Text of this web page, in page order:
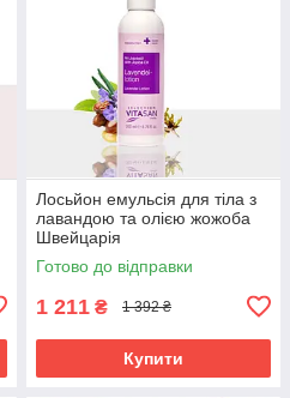
Лосьйон емульсія для тіла з
лавандою та олією жожоба
Швейцарія
Готово до відправки
1 211 ₴ 1 392 ₴
Купити